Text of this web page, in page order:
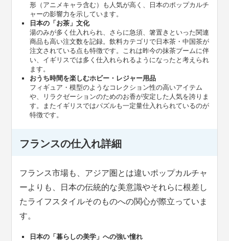
形（アニメキャラ含む）も人気が高く、日本のポップカルチ
ャーの影響力を示しています。
日本の「お茶」文化
湯のみが多く仕入れられ、さらに急須、箸置きといった関連
商品も高い注文数を記録。飲料カテゴリで日本茶・中国茶が
注文されている点も特徴です。これは昨今の抹茶ブームに伴
い、イギリスでは多く仕入れられるようになったと考えられ
ます。
おうち時間を楽しむホビー・レジャー用品
フィギュア・模型のようなコレクション性の高いアイテム
や、リラクゼーションのためのお香が安定した人気を誇りま
す。またイギリスではパズルも一定量仕入れられているのが
特徴です。
フランスの仕入れ詳細
フランス市場も、アジア圏とは違いポップカルチャ
ーよりも、日本の伝統的な美意識やそれらに根差し
たライフスタイルそのものへの関心が際立っていま
す。
日本の「暮らしの美学」への強い憧れ